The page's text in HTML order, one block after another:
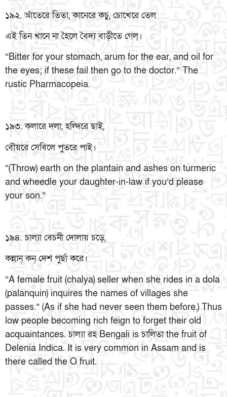
১৯২. আঁতেরে তিতা, কানেরে কচু, চোখেরে তেল
এই তিন খানে না হৈলে বৈদ্য বাড়ীতে গেল্।
“Bitter for your stomach, arum for the ear, and oil for
the eyes; if these fail then go to the doctor.” The
rustic Pharmacopeia.
১৯৩. কলারে দলা, হল্দিরে ছাই,
বৌয়রে সেবিলে পুতরে পাই।
“(Throw) earth on the plantain and ashes on turmeric
and wheedle your daughter-in-law if you’d please
your son.”
১৯৪. চাল্যা বেচনী দোলায় চড়ে,
কন্নান্ কন্ দেশ পুর্ছা করে।
“A female fruit (chalya) seller when she rides in a dola
(palanquin) inquires the names of villages she
passes.” (As if she had never seen them before.) Thus
low people becoming rich feign to forget their old
acquaintances. চাল্যা রহ Bengali is চালিতা the fruit of
Delenia Indica. It is very common in Assam and is
there called the O fruit.